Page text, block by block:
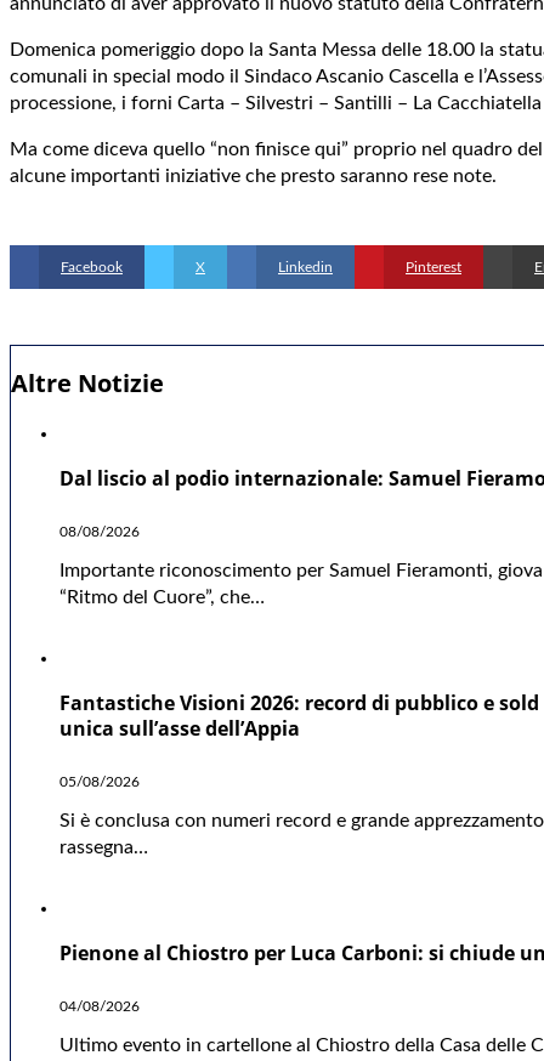
Altre Notizie
Dal liscio al podio internazionale: Samuel
08/08/2026
Importante riconoscimento per Samuel Fieramonti,
“Ritmo del Cuore”, che…
Fantastiche Visioni 2026: record di pubblico e
unica sull’asse dell’Appia
05/08/2026
Si è conclusa con numeri record e grande
rassegna…
Pienone al Chiostro per Luca Carboni: si chiude
04/08/2026
Ultimo evento in cartellone al Chiostro della Casa delle
Domenica pomeriggio dopo la Santa Messa delle 18.00 la
comunali in special modo il Sindaco Ascanio Cascella e
processione, i forni Carta – Silvestri – Santilli – La
Ma come diceva quello “non finisce qui” proprio nel quadro
alcune importanti iniziative che presto saranno rese note.
Facebook X Linkedin Pinterest